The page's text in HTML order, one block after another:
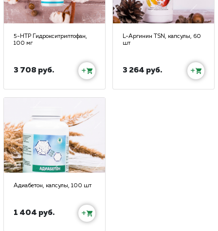
5-HTP Гидрокситриптофан,
100 мг
3 708 руб. +
L-Аргинин TSN, капсулы, 60
шт
3 264 руб. +
Адиабетон, капсулы, 100 шт
1 404 руб. +